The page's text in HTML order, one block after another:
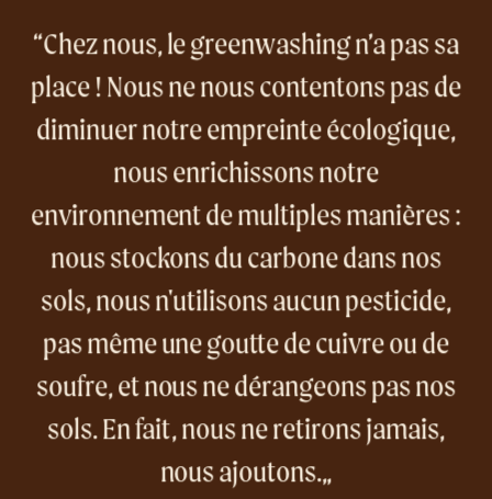
Chez nous, le greenwashing n’a pas sa
place ! Nous ne nous contentons pas de
diminuer notre empreinte écologique,
nous enrichissons notre
environnement de multiples manières :
nous stockons du carbone dans nos
sols, nous n'utilisons aucun pesticide,
pas même une goutte de cuivre ou de
soufre, et nous ne dérangeons pas nos
sols. En fait, nous ne retirons jamais,
nous ajoutons.